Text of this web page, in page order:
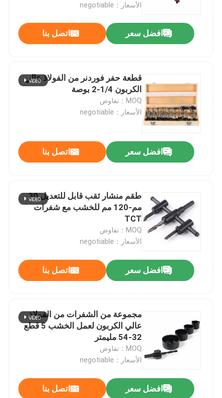
الأسعار：negotiable
افضل سعر اتصل بنا
قطعة حفر فوردنر من الفولاذ عالي
الكربون 1/4-2 بوصة
MOQ：تفاوض
الأسعار：negotiable
افضل سعر اتصل بنا
طقم منشار ثقب قابل للتعديل 30
مم-120 مم للخشب مع شفرات
TCT
MOQ：تفاوض
الأسعار：negotiable
افضل سعر اتصل بنا
مجموعة من الشفرات من الفولاذ
عالي الكربون لعمل الخشب 5 قطع
32-54 مليمتر
MOQ：تفاوض
الأسعار：negotiable
افضل سعر اتصل بنا